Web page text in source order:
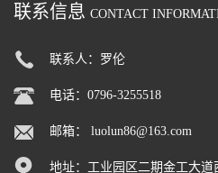
联系信息 CONTACT
联系人：罗伦
电话：0796-3255518
邮箱： luolun86@163.com
地址：工业园区二期金工大道